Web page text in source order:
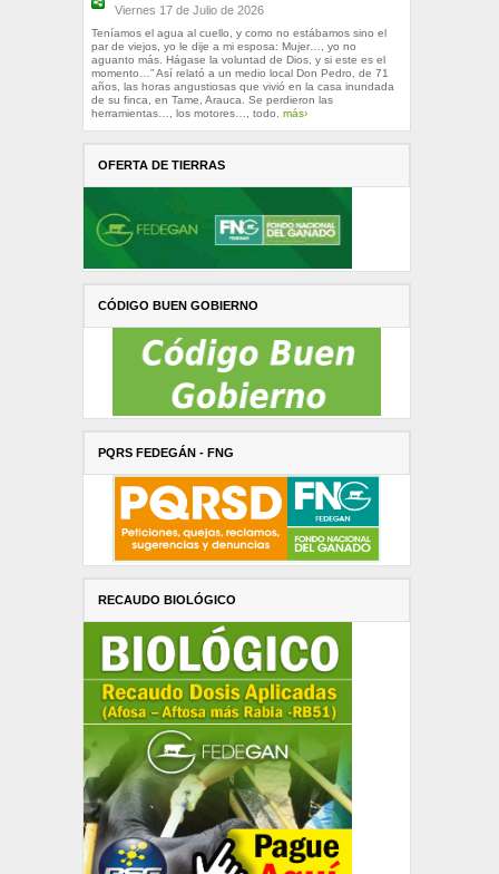
Viernes 17 de Julio de 2026
Teníamos el agua al cuello, y como no estábamos sino el
par de viejos, yo le dije a mi esposa: Mujer…, yo no
aguanto más. Hágase la voluntad de Dios, y si este es el
momento…” Así relató a un medio local Don Pedro, de 71
años, las horas angustiosas que vivió en la casa inundada
de su finca, en Tame, Arauca. Se perdieron las
herramientas…, los motores…, todo. más›
OFERTA DE TIERRAS
CÓDIGO BUEN GOBIERNO
PQRS FEDEGÁN - FNG
RECAUDO BIOLÓGICO